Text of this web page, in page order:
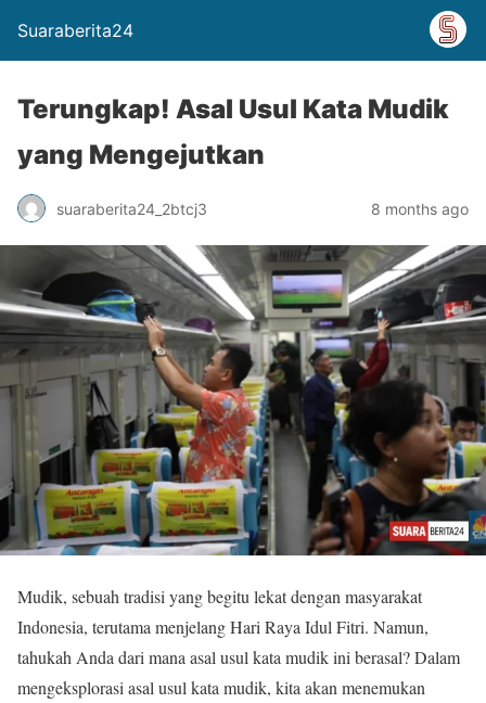
Suaraberita24
Terungkap! Asal Usul Kata Mudik
yang Mengejutkan
suaraberita24_2btcj3 8 months ago
Mudik, sebuah tradisi yang begitu lekat dengan masyarakat
Indonesia, terutama menjelang Hari Raya Idul Fitri. Namun,
tahukah Anda dari mana asal usul kata mudik ini berasal? Dalam
mengeksplorasi asal usul kata mudik, kita akan menemukan